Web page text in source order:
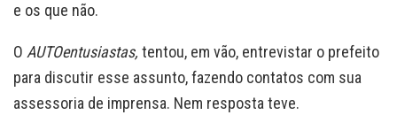
e os que não.
O AUTOentusiastas, tentou, em vão, entrevistar o prefeito
para discutir esse assunto, fazendo contatos com sua
assessoria de imprensa. Nem resposta teve.